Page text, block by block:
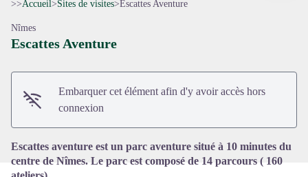
Voir l'image en plein écran
>>Accueil>Sites de visites>Escattes Aventure
Nîmes
Escattes Aventure
Embarquer cet élément afin d'y avoir accès hors
connexion
Escattes aventure est un parc aventure situé à 10 minutes du
centre de Nîmes. Le parc est composé de 14 parcours ( 160